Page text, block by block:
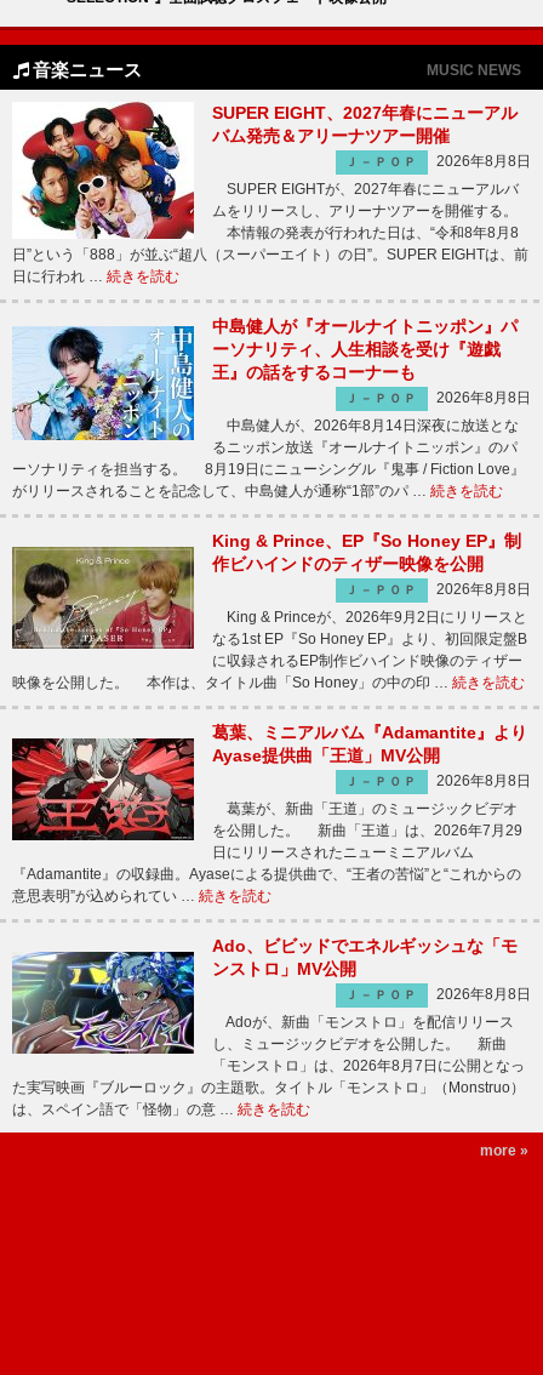
音楽ニュース MUSIC NEWS
SUPER EIGHT、2027年春にニューアル
バム発売＆アリーナツアー開催
Ｊ－ＰＯＰ
2026年8月8日
SUPER EIGHTが、2027年春にニューアルバ
ムをリリースし、アリーナツアーを開催する。
本情報の発表が行われた日は、“令和8年8月8
日”という「888」が並ぶ“超八（スーパーエイト）の日”。SUPER EIGHTは、前
日に行われ … 続きを読む
中島健人が『オールナイトニッポン』パ
ーソナリティ、人生相談を受け『遊戯
王』の話をするコーナーも
Ｊ－ＰＯＰ
2026年8月8日
中島健人が、2026年8月14日深夜に放送とな
るニッポン放送『オールナイトニッポン』のパ
ーソナリティを担当する。 8月19日にニューシングル『鬼事 / Fiction Love』
がリリースされることを記念して、中島健人が通称“1部”のパ … 続きを読む
King & Prince、EP『So Honey EP』制
作ビハインドのティザー映像を公開
Ｊ－ＰＯＰ
2026年8月8日
King & Princeが、2026年9月2日にリリースと
なる1st EP『So Honey EP』より、初回限定盤B
に収録されるEP制作ビハインド映像のティザー
映像を公開した。 本作は、タイトル曲「So Honey」の中の印 … 続きを読む
葛葉、ミニアルバム『Adamantite』より
Ayase提供曲「王道」MV公開
Ｊ－ＰＯＰ
2026年8月8日
葛葉が、新曲「王道」のミュージックビデオ
を公開した。 新曲「王道」は、2026年7月29
日にリリースされたニューミニアルバム
『Adamantite』の収録曲。Ayaseによる提供曲で、“王者の苦悩”と“これからの
意思表明”が込められてい … 続きを読む
Ado、ビビッドでエネルギッシュな「モ
ンストロ」MV公開
Ｊ－ＰＯＰ
2026年8月8日
Adoが、新曲「モンストロ」を配信リリース
し、ミュージックビデオを公開した。 新曲
「モンストロ」は、2026年8月7日に公開となっ
た実写映画『ブルーロック』の主題歌。タイトル「モンストロ」（Monstruo）
は、スペイン語で「怪物」の意 … 続きを読む
more »